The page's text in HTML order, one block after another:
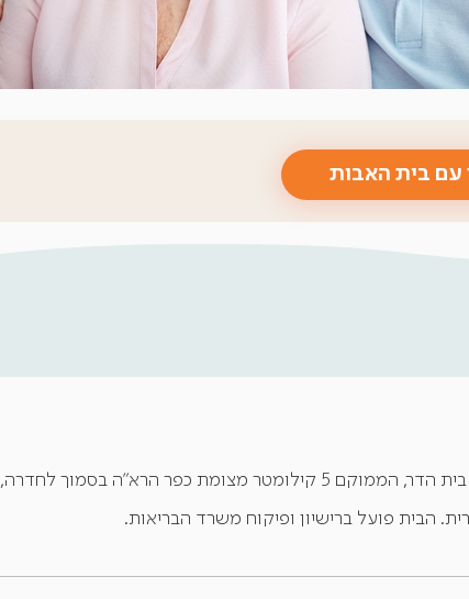
עם בית האבות
בקיבוץ עין החורש בעמק חפר. בית הדר, הממוקם 5 קילומטר מצומת כפר הרא"ה בסמוך לחדרה,
הבית פועל ברישיון ופיקוח משרד הבריאות.